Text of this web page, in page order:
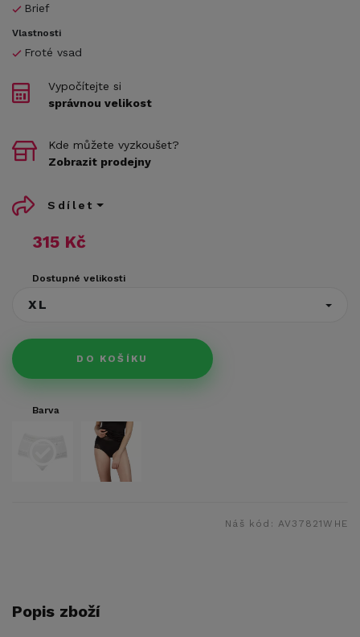
Brief
Vlastnosti
Froté vsad
315 Kč
Dostupné velikosti
XL
DO KOŠÍKU
Vypočítejte si
správnou velikost
Kde můžete vyzkoušet?
Zobrazit prodejny
Sdílet
Barva
Náš kód: AV37821WHE
Popis zboží